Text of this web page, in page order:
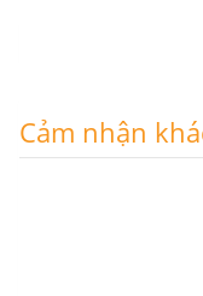
Cảm nhận